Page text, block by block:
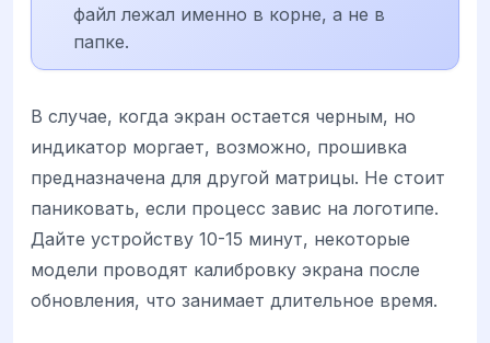
файл лежал именно в корне, а не в
папке.
В случае, когда экран остается черным, но
индикатор моргает, возможно, прошивка
предназначена для другой матрицы. Не стоит
паниковать, если процесс завис на логотипе.
Дайте устройству 10-15 минут, некоторые
модели проводят калибровку экрана после
обновления, что занимает длительное время.